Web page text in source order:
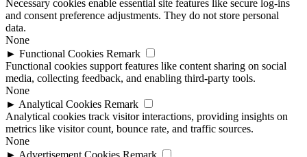
Necessary cookies enable essential site features like secure log-ins
and consent preference adjustments. They do not store personal
data.
None
► Functional Cookies Remark
Functional cookies support features like content sharing on social
media, collecting feedback, and enabling third-party tools.
None
► Analytical Cookies Remark
Analytical cookies track visitor interactions, providing insights on
metrics like visitor count, bounce rate, and traffic sources.
None
► Advertisement Cookies Remark